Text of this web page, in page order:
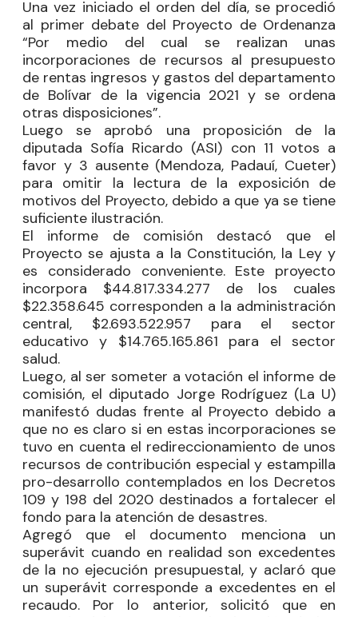
Una vez iniciado el orden del día, se procedió
al primer debate del Proyecto de Ordenanza
“Por medio del cual se realizan unas
incorporaciones de recursos al presupuesto
de rentas ingresos y gastos del departamento
de Bolívar de la vigencia 2021 y se ordena
otras disposiciones”.
Luego se aprobó una proposición de la
diputada Sofía Ricardo (ASI) con 11 votos a
favor y 3 ausente (Mendoza, Padauí, Cueter)
para omitir la lectura de la exposición de
motivos del Proyecto, debido a que ya se tiene
suficiente ilustración.
El informe de comisión destacó que el
Proyecto se ajusta a la Constitución, la Ley y
es considerado conveniente. Este proyecto
incorpora $44.817.334.277 de los cuales
$22.358.645 corresponden a la administración
central, $2.693.522.957 para el sector
educativo y $14.765.165.861 para el sector
salud.
Luego, al ser someter a votación el informe de
comisión, el diputado Jorge Rodríguez (La U)
manifestó dudas frente al Proyecto debido a
que no es claro si en estas incorporaciones se
tuvo en cuenta el redireccionamiento de unos
recursos de contribución especial y estampilla
pro-desarrollo contemplados en los Decretos
109 y 198 del 2020 destinados a fortalecer el
fondo para la atención de desastres.
Agregó que el documento menciona un
superávit cuando en realidad son excedentes
de la no ejecución presupuestal, y aclaró que
un superávit corresponde a excedentes en el
recaudo. Por lo anterior, solicitó que en